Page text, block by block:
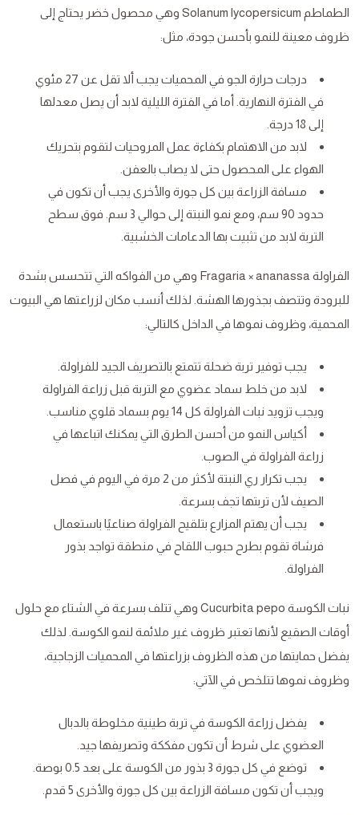
الطماطم Solanum lycopersicum وهي محصول خضر يحتاج إلى
ظروف معينة للنمو بأحسن جودة، مثل:
درجات حرارة الجو في المحميات يجب ألا تقل عن 27 مئوي
في الفترة النهارية. أما في الفترة الليلية لابد أن يصل معدلها
إلى 18 درجة.
لابد من الاهتمام بكفاءة عمل المروحيات لتقوم بتحريك
الهواء على المحصول حتى لا يصاب بالعفن.
مسافة الزراعة بين كل جورة والأخرى يجب أن تكون في
حدود 90 سم، ومع نمو النبتة إلى حوالي 3 سم. فوق سطح
التربة لابد من تثبيت بها الدعامات الخشبية.
الفراولة Fragaria × ananassa وهي من الفواكه التي تتحسس بشدة
للبرودة وتتصف بجذورها الهشة. لذلك أنسب مكان لزراعتها هي البيوت
المحمية، وظروف نموها في الداخل كالتالي:
يجب توفير تربة ضحلة تتمتع بالتصريف الجيد للفراولة.
لابد من خلط سماد عضوي مع التربة قبل زراعة الفراولة
ويجب تزويد نبات الفراولة كل 14 يوم بسماد قلوي مناسب.
أكياس النمو من أحسن الطرق التي يمكنك اتباعها في
زراعة الفراولة في الصوب.
يجب تكرار ري النبتة لأكثر من 2 مرة في اليوم في فصل
الصيف لأن تربتها تجف بسرعة.
يجب أن يهتم المزارع بتلقيح الفراولة صناعيًا باستعمال
فرشاة تقوم بطرح حبوب اللقاح في منطقة تواجد بذور
الفراولة.
نبات الكوسة Cucurbita pepo وهي تتلف بسرعة في الشتاء مع حلول
أوقات الصقيع لأنها تعتبر ظروف غير ملائمة لنمو الكوسة. لذلك
يفضل حمايتها من هذه الظروف بزراعتها في المحميات الزجاجية،
وظروف نموها تتلخص في الآتي:
يفضل زراعة الكوسة في تربة طينية مخلوطة بالدبال
العضوي على شرط أن تكون مفككة وتصريفها جيد.
توضع في كل جورة 3 بذور من الكوسة على بعد 0.5 بوصة.
ويجب أن تكون مسافة الزراعة بين كل جورة والأخرى 5 قدم.